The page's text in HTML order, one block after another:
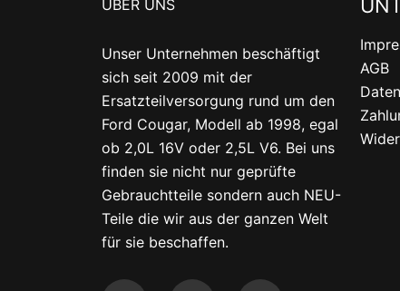
ÜBER UNS
Unser Unternehmen beschäftigt
sich seit 2009 mit der
Ersatzteilversorgung rund um den
Ford Cougar, Modell ab 1998, egal
ob 2,0L 16V oder 2,5L V6. Bei uns
finden sie nicht nur geprüfte
Gebrauchtteile sondern auch NEU-
Teile die wir aus der ganzen Welt
für sie beschaffen.
AGB